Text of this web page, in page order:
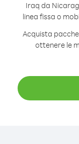
Iraq da
linea fissa o
Acquista
ottenere le